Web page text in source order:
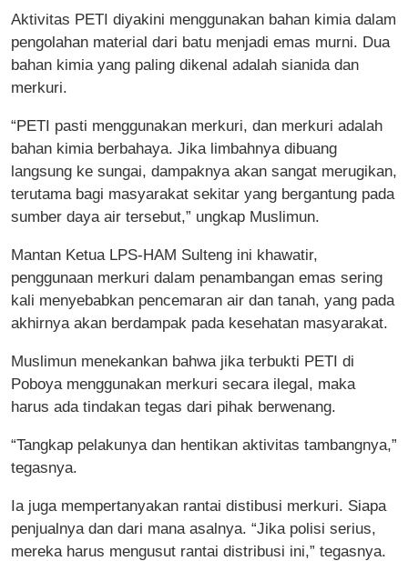
Aktivitas PETI diyakini menggunakan bahan kimia dalam
pengolahan material dari batu menjadi emas murni. Dua
bahan kimia yang paling dikenal adalah sianida dan
merkuri.
“PETI pasti menggunakan merkuri, dan merkuri adalah
bahan kimia berbahaya. Jika limbahnya dibuang
langsung ke sungai, dampaknya akan sangat merugikan,
terutama bagi masyarakat sekitar yang bergantung pada
sumber daya air tersebut,” ungkap Muslimun.
Mantan Ketua LPS-HAM Sulteng ini khawatir,
penggunaan merkuri dalam penambangan emas sering
kali menyebabkan pencemaran air dan tanah, yang pada
akhirnya akan berdampak pada kesehatan masyarakat.
Muslimun menekankan bahwa jika terbukti PETI di
Poboya menggunakan merkuri secara ilegal, maka
harus ada tindakan tegas dari pihak berwenang.
“Tangkap pelakunya dan hentikan aktivitas tambangnya,”
tegasnya.
Ia juga mempertanyakan rantai distibusi merkuri. Siapa
penjualnya dan dari mana asalnya. “Jika polisi serius,
mereka harus mengusut rantai distribusi ini,” tegasnya.